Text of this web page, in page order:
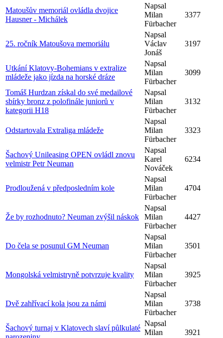
Matoušův memoriál ovládla dvojice
Hausner - Michálek
Napsal
Milan
Fürbacher
3377
25. ročník Matoušova memoriálu
Napsal
Václav
Jonáš
3197
Utkání Klatovy-Bohemians v extralize
mládeže jako jízda na horské dráze
Napsal
Milan
Fürbacher
3099
Tomáš Hurdzan získal do své medailové
sbírky bronz z polofinále juniorů v
kategorii H18
Napsal
Milan
Fürbacher
3132
Odstartovala Extraliga mládeže
Napsal
Milan
Fürbacher
3323
Šachový Unileasing OPEN ovládl znovu
velmistr Petr Neuman
Napsal
Karel
Nováček
6234
Prodloužená v předposledním kole
Napsal
Milan
Fürbacher
4704
Že by rozhodnuto? Neuman zvýšil náskok
Napsal
Milan
Fürbacher
4427
Do čela se posunul GM Neuman
Napsal
Milan
Fürbacher
3501
Mongolská velmistryně potvrzuje kvality
Napsal
Milan
Fürbacher
3925
Dvě zahřívací kola jsou za námi
Napsal
Milan
Fürbacher
3738
Šachový turnaj v Klatovech slaví půlkulaté
Napsal
Milan
3921